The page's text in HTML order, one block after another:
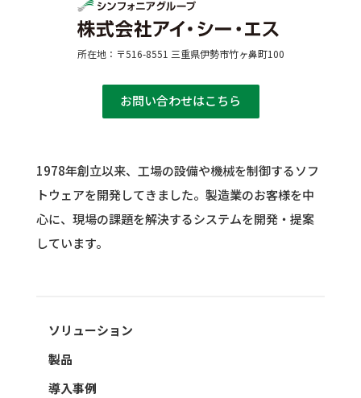
所在地：〒516-8551 三重県伊勢市竹ヶ鼻町100
お問い合わせはこちら
1978年創立以来、工場の設備や機械を制御するソフ
トウェアを開発してきました。 製造業のお客様を中
心に、現場の課題を解決するシステムを開発・提案
しています。
ソリューション
製品
導入事例